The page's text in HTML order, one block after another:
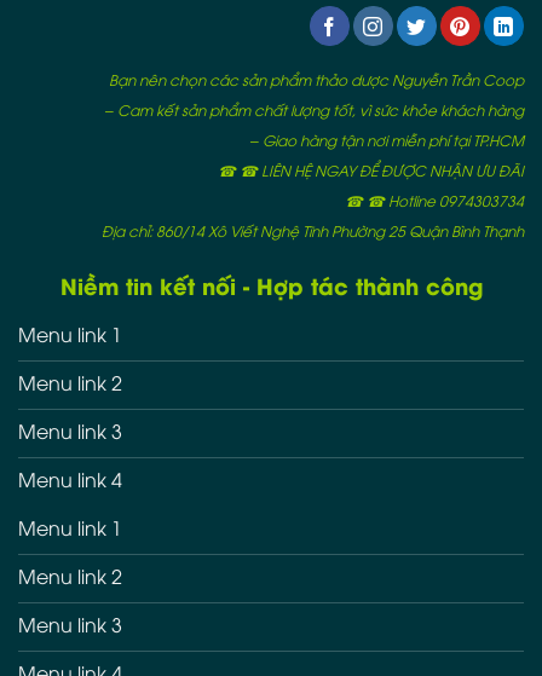
Bạn nên chọn các sản phẩm thảo dược Nguyễn Trần Coop
– Cam kết sản phẩm chất lượng tốt, vì sức khỏe khách hàng
– Giao hàng tận nơi miễn phí tại TP.HCM
☎ ☎ LIÊN HỆ NGAY ĐỂ ĐƯỢC NHẬN ƯU ĐÃI
☎ ☎ Hotline 0974303734
Địa chỉ: 860/14 Xô Viết Nghệ Tĩnh Phường 25 Quận Bình Thạnh
Niềm tin kết nối - Hợp tác thành công
Menu link 1
Menu link 2
Menu link 3
Menu link 4
Menu link 1
Menu link 2
Menu link 3